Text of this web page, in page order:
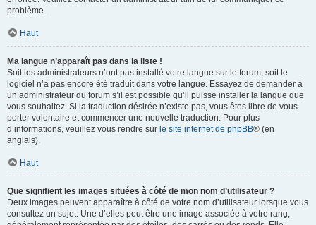
problème.
Haut
Ma langue n’apparaît pas dans la liste !
Soit les administrateurs n’ont pas installé votre langue sur le forum, soit le
logiciel n’a pas encore été traduit dans votre langue. Essayez de demander à
un administrateur du forum s’il est possible qu’il puisse installer la langue que
vous souhaitez. Si la traduction désirée n’existe pas, vous êtes libre de vous
porter volontaire et commencer une nouvelle traduction. Pour plus
d’informations, veuillez vous rendre sur le site internet de phpBB® (en
anglais).
Haut
Que signifient les images situées à côté de mon nom d’utilisateur ?
Deux images peuvent apparaître à côté de votre nom d’utilisateur lorsque vous
consultez un sujet. Une d’elles peut être une image associée à votre rang,